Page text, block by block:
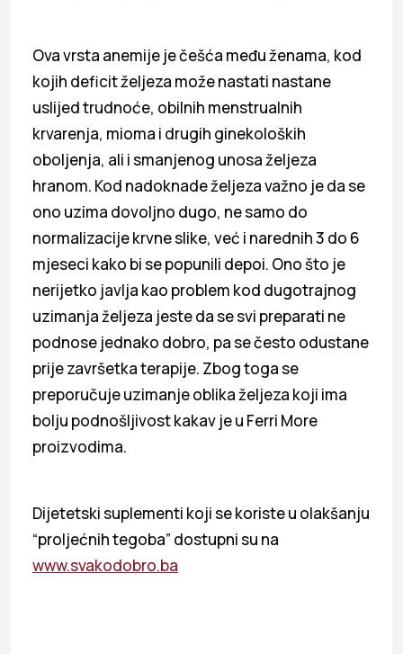
Ova vrsta anemije je češća među ženama, kod
kojih deficit željeza može nastati nastane
uslijed trudnoće, obilnih menstrualnih
krvarenja, mioma i drugih ginekoloških
oboljenja, ali i smanjenog unosa željeza
hranom. Kod nadoknade željeza važno je da se
ono uzima dovoljno dugo, ne samo do
normalizacije krvne slike, već i narednih 3 do 6
mjeseci kako bi se popunili depoi. Ono što je
nerijetko javlja kao problem kod dugotrajnog
uzimanja željeza jeste da se svi preparati ne
podnose jednako dobro, pa se često odustane
prije završetka terapije. Zbog toga se
preporučuje uzimanje oblika željeza koji ima
bolju podnošljivost kakav je u Ferri More
proizvodima.
Dijetetski suplementi koji se koriste u olakšanju
“proljećnih tegoba” dostupni su na
www.svakodobro.ba